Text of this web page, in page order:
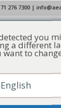
276 7300|
NOTÍCIAS
EM
you
a different
want to
English